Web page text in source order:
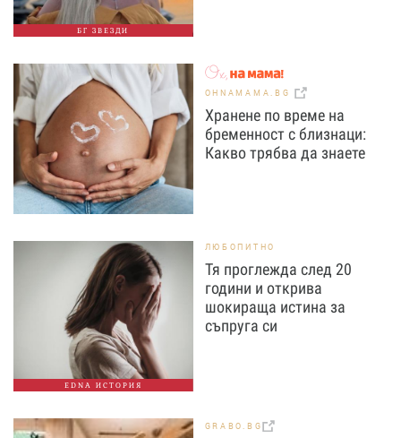
БГ ЗВЕЗДИ
OHNAMAMA.BG
Хранене по време на
бременност с близнаци:
Какво трябва да знаете
EDNA ИСТОРИЯ
ЛЮБОПИТНО
Тя проглежда след 20
години и открива
шокираща истина за
съпруга си
GRABO.BG